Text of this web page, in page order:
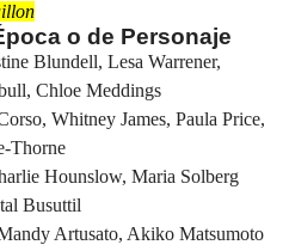
o de Personaje
Blundell, Lesa Warrener,
Chloe Meddings
Whitney James, Paula Price,
Thorne
Hounslow, Maria Solberg
Busuttil
Artusato, Akiko Matsumoto